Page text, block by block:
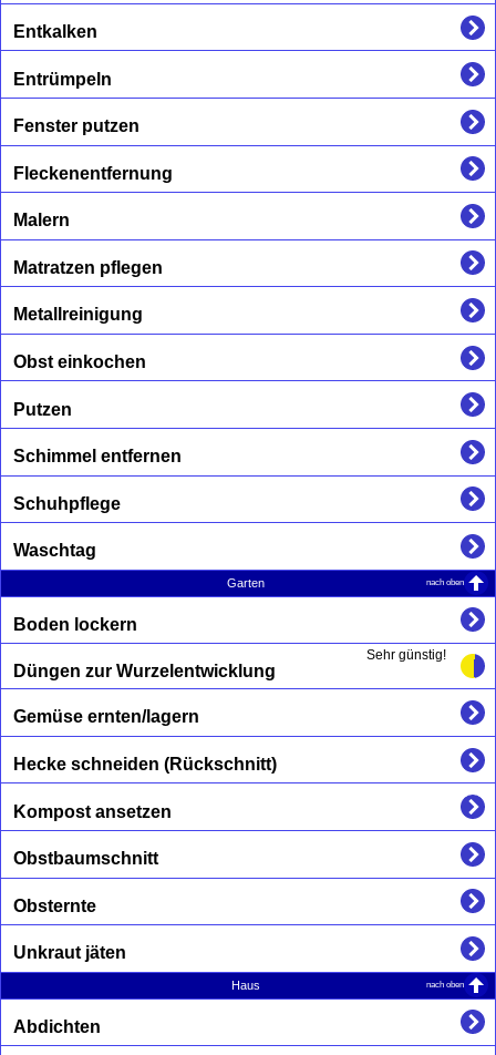
Entkalken
Entrümpeln
Fenster putzen
Fleckenentfernung
Malern
Matratzen pflegen
Metallreinigung
Obst einkochen
Putzen
Schimmel entfernen
Schuhpflege
Waschtag
Garten nach oben
Boden lockern
Sehr günstig!
Düngen zur Wurzelentwicklung
Gemüse ernten/lagern
Hecke schneiden (Rückschnitt)
Kompost ansetzen
Obstbaumschnitt
Obsternte
Unkraut jäten
Haus nach oben
Abdichten